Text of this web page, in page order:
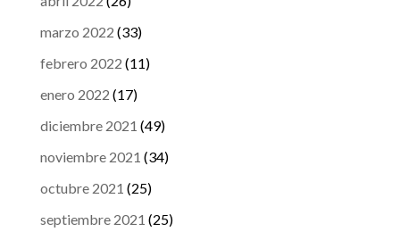
marzo 2022 (33)
febrero 2022 (11)
enero 2022 (17)
diciembre 2021 (49)
noviembre 2021 (34)
octubre 2021 (25)
septiembre 2021 (25)